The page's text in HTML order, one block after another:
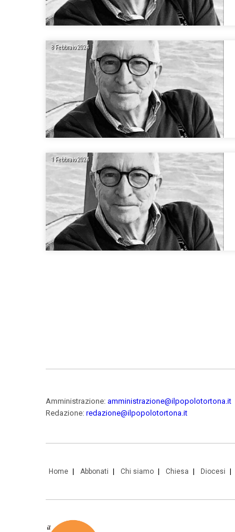
8 Febbraio 2024
1 Febbraio 2024
Amministrazione: amministrazione@ilpopolotortona.it
Redazione: redazione@ilpopolotortona.it
Home Abbonati Chi siamo Chiesa Diocesi